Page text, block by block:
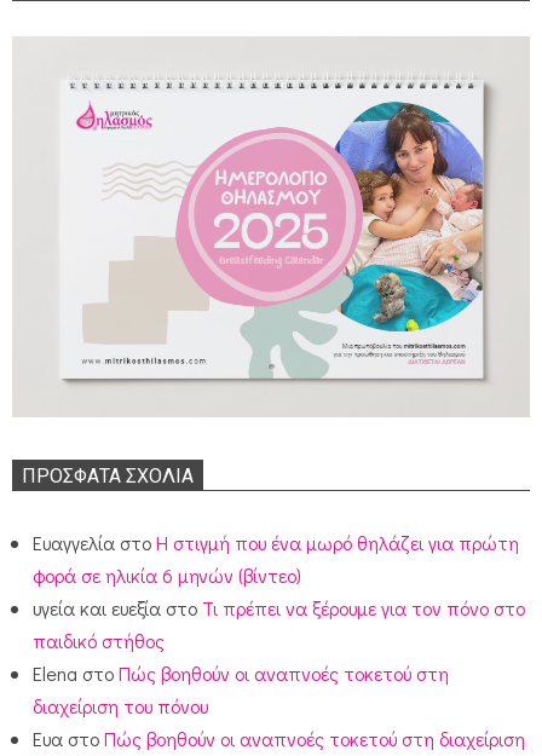
ΠΡΌΣΦΑΤΑ ΣΧΌΛΙΑ
Ευαγγελία στοΗ στιγμή που ένα μωρό θηλάζει για πρώτη
φορά σε ηλικία 6 μηνών (βίντεο)
υγεία και ευεξία στο Τι πρέπει να ξέρουμε για τον πόνο στο
παιδικό στήθος
Elena στοΠώς βοηθούν οι αναπνοές τοκετού στη
διαχείριση του πόνου
Ευα στοΠώς βοηθούν οι αναπνοές τοκετού στη διαχείριση